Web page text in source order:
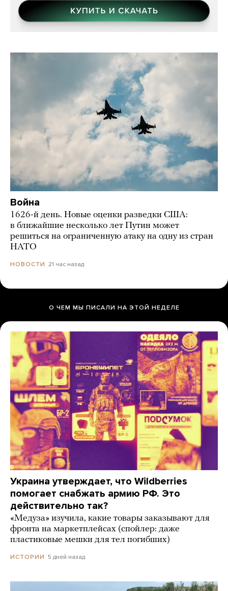
Война
1626-й день. Новые оценки разведки США:
в ближайшие несколько лет Путин может
решиться на ограниченную атаку на одну из стран
НАТО
НОВОСТИ 21 час назад
О ЧЕМ МЫ ПИСАЛИ НА ЭТОЙ НЕДЕЛЕ
Украина утверждает, что Wildberries
помогает снабжать армию РФ. Это
действительно так?
«Медуза» изучила, какие товары заказывают для
фронта на маркетплейсах (спойлер: даже
пластиковые мешки для тел погибших)
ИСТОРИИ 5 дней назад